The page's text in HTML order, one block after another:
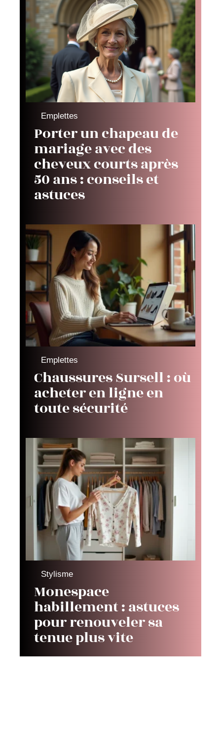
Emplettes
Porter un chapeau de
mariage avec des
cheveux courts après
50 ans : conseils et
astuces
Emplettes
Chaussures Sursell : où
acheter en ligne en
toute sécurité
Stylisme
Monespace
habillement : astuces
pour renouveler sa
tenue plus vite